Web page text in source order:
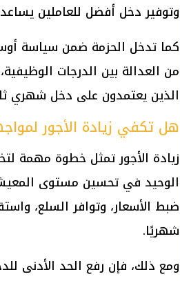
وتوفير دخل أفضل للعاملين
كما تدخل الحزمة ضمن سياسة
من العدالة بين الدرجات
الذين يعتمدون على دخل شهري
هل تكفي زيادة الأجور
زيادة الأجورتمثل خطوة مهمة
الوحيد في تحسين مستوى
ضبط الأسعار، وتوافر السلع،
شهريًا.
ومع ذلك، فإن رفع الحد الأدنى